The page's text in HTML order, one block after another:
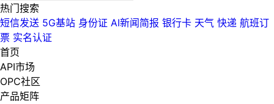
热门搜索
短信发送 5G基站 身份证 AI新闻简报 银行卡 天气 快递 航班订
票 实名认证
首页
API市场
OPC社区
产品矩阵